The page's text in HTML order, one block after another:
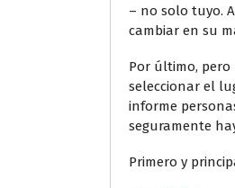
– no solo tuyo.
cambiar en su
Por último,
seleccionar el
informe
seguramente
Primero y